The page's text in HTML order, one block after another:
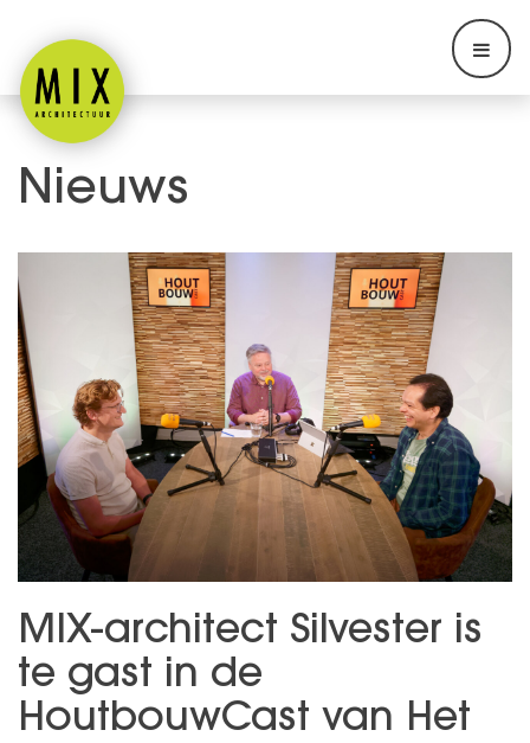
Nieuws
MIX-architect Silvester is
te gast in de
HoutbouwCast van Het